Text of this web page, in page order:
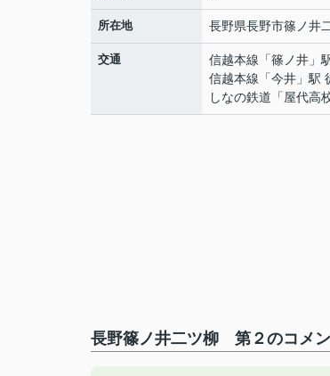
所在地 長野県長野市篠ノ井
交通 信越本線 「篠ノ井 」
信越本線 「今井 」駅
しなの鉄道 「屋代高
長野篠ノ井二ツ柳 第２のコメ